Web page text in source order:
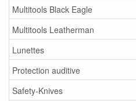
Multitools Black Eagle
Multitools Leatherman
Lunettes
Protection auditive
Safety-Knives